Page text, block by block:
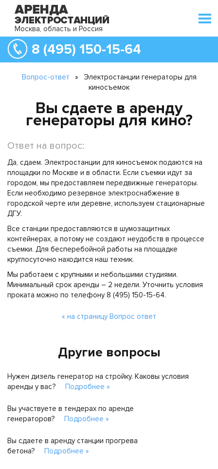
Москва, область и Россия
8 (495) 150-15-64
Вопрос-ответ »
Электростанции генераторы для
киносъемок
Вы сдаете в аренду
генераторы для кино?
Ответ на вопрос:
Да, сдаем. Электростанции для киносъемок подаются на
площадки по Москве и в области. Если съемки идут за
городом, мы предоставляем передвижные генераторы.
Если необходимо резервное электроснабжение в
городской черте или деревне, используем стационарные
ДГУ.
Все станции предоставляются в шумозащитных
контейнерах, а потому не создают неудобств в процессе
съемки. Для бесперебойной работы на площадке
круглосуточно находится наш техник.
Мы работаем с крупными и небольшими студиями.
Минимальный срок аренды – 2 недели. Уточнить условия
проката можно по телефону 8 (495) 150-15-64.
« на страницу Вопрос ответ
Другие вопросы
Нужен дизель генератор на стройку. Каковы условия
аренды у вас?
Подробнее »
Вы участвуете в тендерах по аренде
генераторов?
Подробнее »
Вы сдаете в аренду станции прогрева
бетона?
Подробнее »